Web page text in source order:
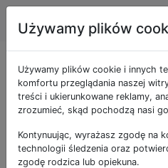
Apple
Jak cofnąć
ufaj w
Używamy plików
Używamy plików cookie i innych
komfortu przeglądania naszej
treści i ukierunkowane reklamy,
zrozumieć, skąd pochodzą nasi
Kontynuując, wyrażasz zgodę na
technologii śledzenia oraz
zgodę rodzica lub opiekuna.